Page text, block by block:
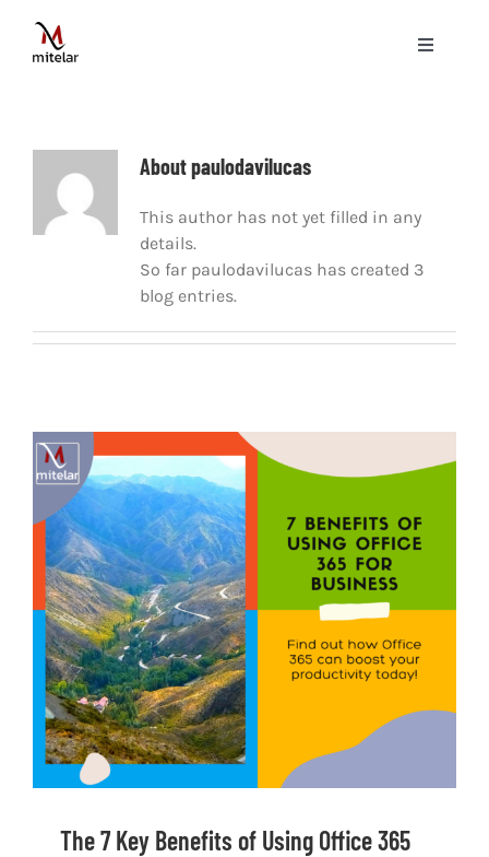
content
Toggle
နည်းပညာ
ဆောင်းပါးများ
သုံးသပ်ချက်များ
ဆက်သွယ်ရန်
Aboutpaulodavilucas
This author has not yet filled in any
details.
So far paulodavilucas has created 3
blog entries.
The 7 Key Benefits of Using Office 365